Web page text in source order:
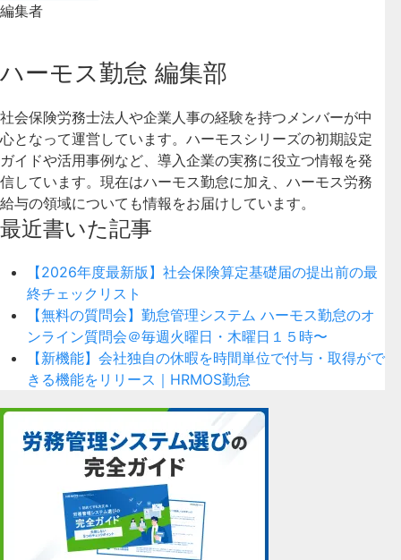
編集者
ハーモス勤怠 編集部
社会保険労務士法人や企業人事の経験を持つメンバーが中
心となって運営しています。ハーモスシリーズの初期設定
ガイドや活用事例など、導入企業の実務に役立つ情報を発
信しています。現在はハーモス勤怠に加え、ハーモス労務
給与の領域についても情報をお届けしています。
最近書いた記事
【2026年度最新版】社会保険算定基礎届の提出前の最
終チェックリスト
【無料の質問会】勤怠管理システム ハーモス勤怠のオ
ンライン質問会＠毎週火曜日・木曜日１５時〜
【新機能】会社独自の休暇を時間単位で付与・取得がで
きる機能をリリース｜HRMOS勤怠